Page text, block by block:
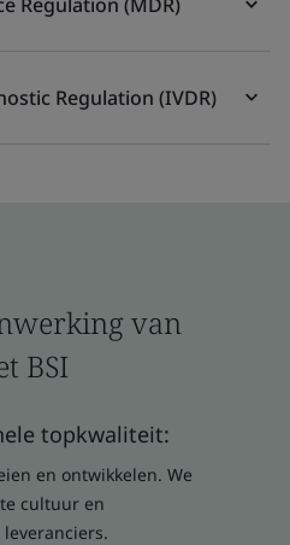
Regulation (IVDR)
van
BSI
topkwaliteit:
en ontwikkelen. We
cultuur en